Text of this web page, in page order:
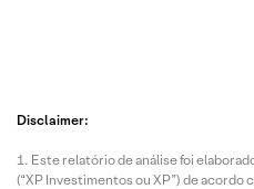
Disclaimer:
Este relatório de análise foi
(“XP Investimentos ou XP”) de acordo